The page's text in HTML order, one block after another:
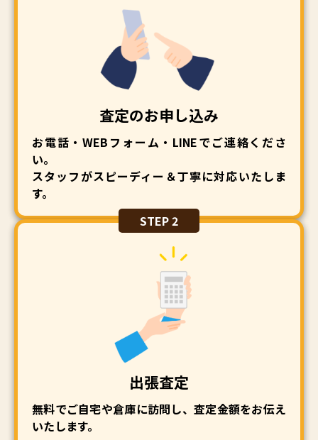
査定のお申し込み
お電話・WEBフォーム・LINEでご連絡くださ
い。
スタッフがスピーディー＆丁寧に対応いたしま
す。
STEP 2
出張査定
無料でご自宅や倉庫に訪問し、査定金額をお伝え
いたします。